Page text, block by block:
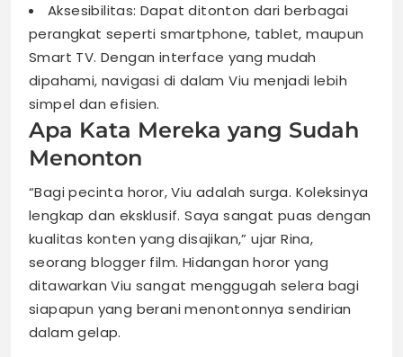
Aksesibilitas: Dapat ditonton dari berbagai
perangkat seperti smartphone, tablet, maupun
Smart TV. Dengan interface yang mudah
dipahami, navigasi di dalam Viu menjadi lebih
simpel dan efisien.
Apa Kata Mereka yang Sudah
Menonton
“Bagi pecinta horor, Viu adalah surga. Koleksinya
lengkap dan eksklusif. Saya sangat puas dengan
kualitas konten yang disajikan,” ujar Rina,
seorang blogger film. Hidangan horor yang
ditawarkan Viu sangat menggugah selera bagi
siapapun yang berani menontonnya sendirian
dalam gelap.